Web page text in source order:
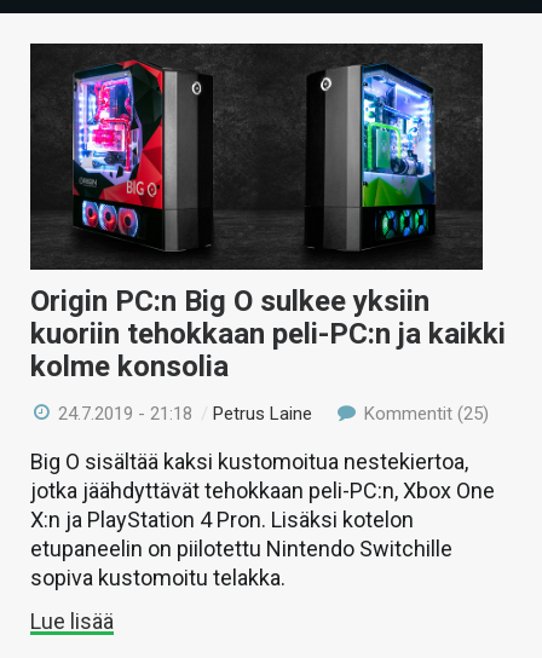
TECHBBS
TIETOA
HINTA.FI
KAUPPA
VAIHDA TEEMA
HAKU
Origin PC:n Big O sulkee yksiin
kuoriin tehokkaan peli-PC:n ja kaikki
kolme konsolia
24.7.2019 - 21:18 /Petrus Laine Kommentit (25)
Big O sisältää kaksi kustomoitua nestekiertoa,
jotka jäähdyttävät tehokkaan peli-PC:n, Xbox One
X:n ja PlayStation 4 Pron. Lisäksi kotelon
etupaneelin on piilotettu Nintendo Switchille
sopiva kustomoitu telakka.
Lue lisää